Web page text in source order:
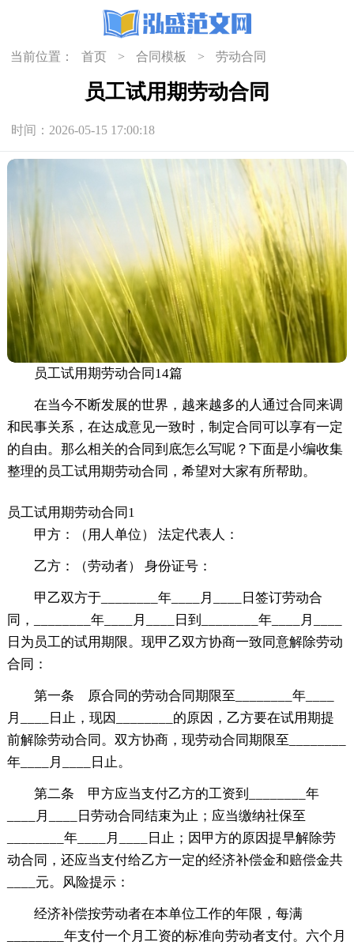
当前位置： 首页 > 合同模板 > 劳动合同
员工试用期劳动合同
时间：2026-05-15 17:00:18
员工试用期劳动合同14篇
在当今不断发展的世界，越来越多的人通过合同来调
和民事关系，在达成意见一致时，制定合同可以享有一定
的自由。那么相关的合同到底怎么写呢？下面是小编收集
整理的员工试用期劳动合同，希望对大家有所帮助。
员工试用期劳动合同1
甲方：（用人单位） 法定代表人：
乙方：（劳动者） 身份证号：
甲乙双方于________年____月____日签订劳动合
同，________年____月____日到________年____月____
日为员工的试用期限。现甲乙双方协商一致同意解除劳动
合同：
第一条 原合同的劳动合同期限至________年____
月____日止，现因________的原因，乙方要在试用期提
前解除劳动合同。双方协商，现劳动合同期限至________
年____月____日止。
第二条 甲方应当支付乙方的工资到________年
____月____日劳动合同结束为止；应当缴纳社保至
________年____月____日止；因甲方的原因提早解除劳
动合同，还应当支付给乙方一定的经济补偿金和赔偿金共
____元。风险提示：
经济补偿按劳动者在本单位工作的年限，每满
________年支付一个月工资的标准向劳动者支付。六个月